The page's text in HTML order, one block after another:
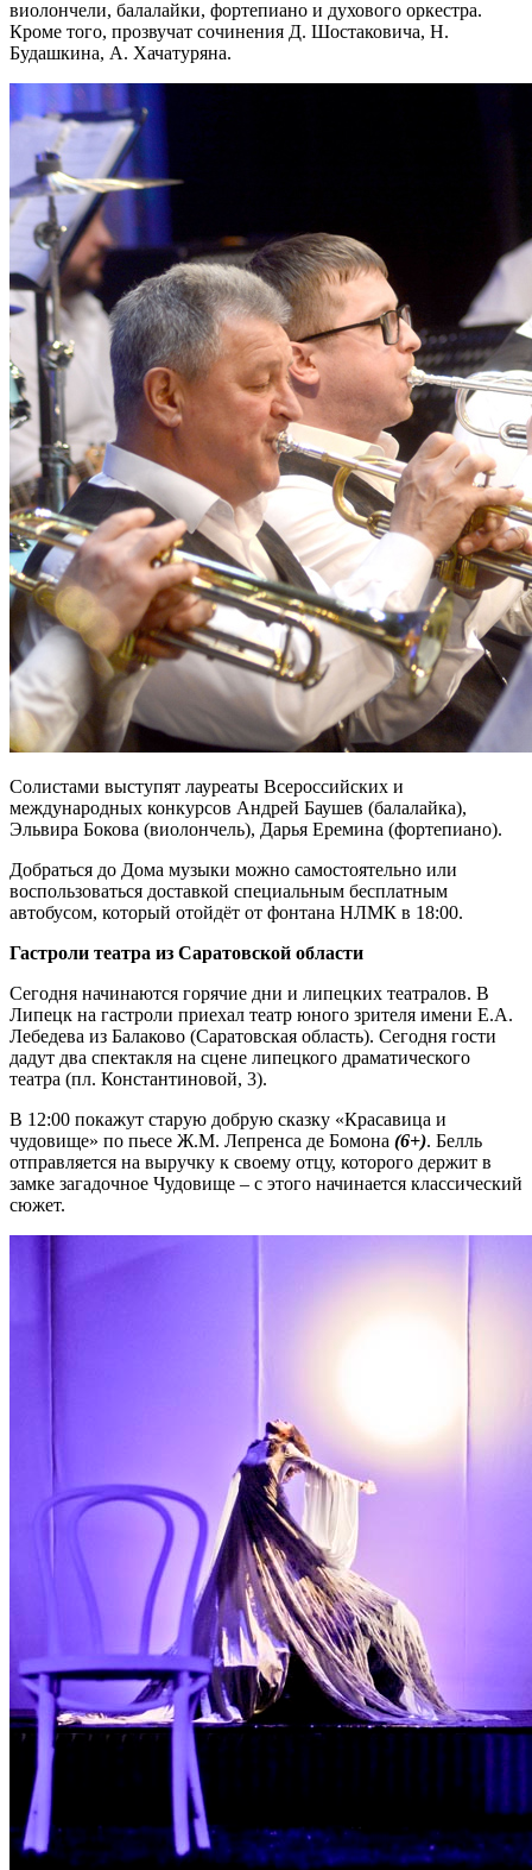
виолончели, балалайки, фортепиано и духового оркестра.
Кроме того, прозвучат сочинения Д. Шостаковича, Н.
Будашкина, А. Хачатуряна.
Солистами выступят лауреаты Всероссийских и
международных конкурсов Андрей Баушев (балалайка),
Эльвира Бокова (виолончель), Дарья Еремина (фортепиано).
Добраться до Дома музыки можно самостоятельно или
воспользоваться доставкой специальным бесплатным
автобусом, который отойдёт от фонтана НЛМК в 18:00.
Гастроли театра из Саратовской области
Сегодня начинаются горячие дни и липецких театралов. В
Липецк на гастроли приехал театр юного зрителя имени Е.А.
Лебедева из Балаково (Саратовская область). Сегодня гости
дадут два спектакля на сцене липецкого драматического
театра (пл. Константиновой, 3).
В 12:00 покажут старую добрую сказку «Красавица и
чудовище» по пьесе Ж.М. Лепренса де Бомона (6+). Белль
отправляется на выручку к своему отцу, которого держит в
замке загадочное Чудовище – с этого начинается классический
сюжет.